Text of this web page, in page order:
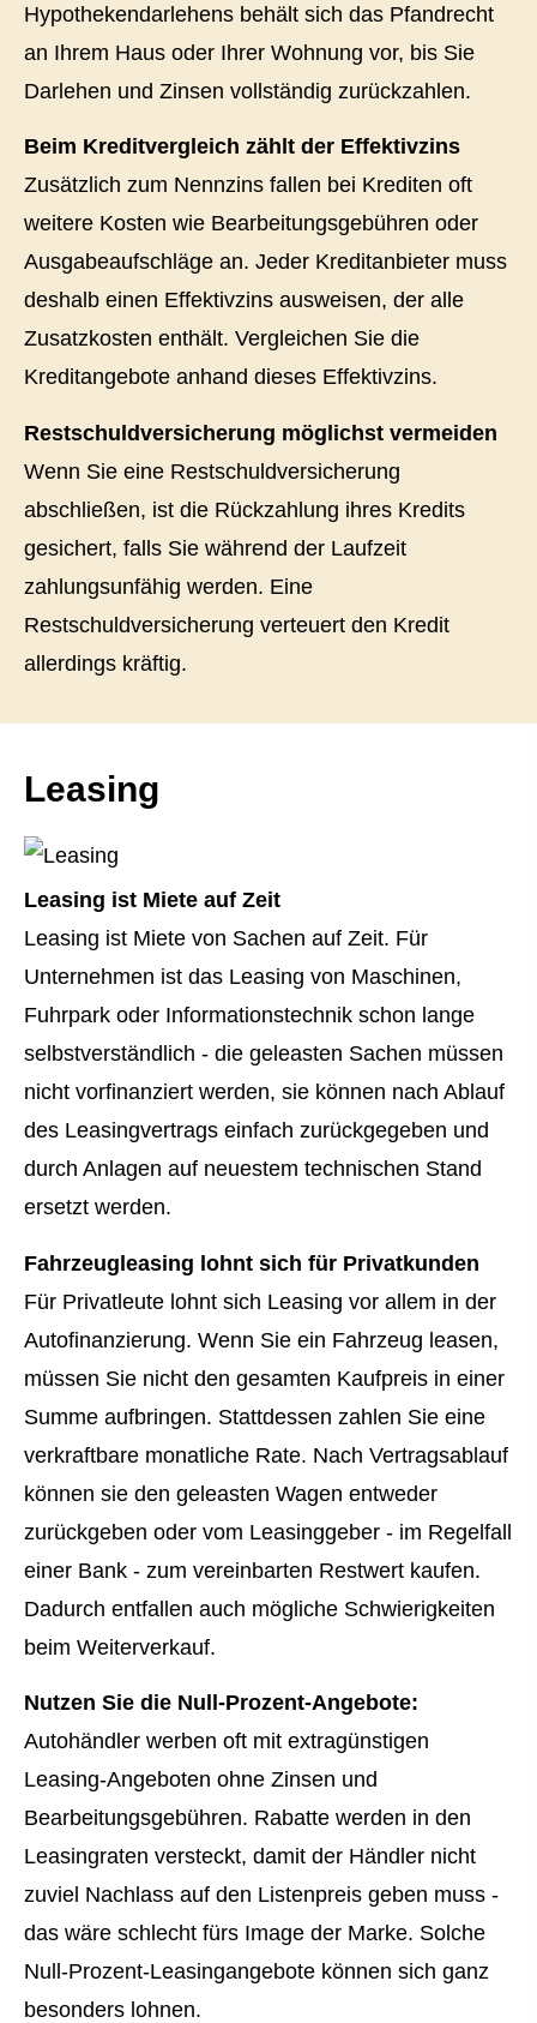
Hypothekendarlehens behält sich das Pfandrecht
an Ihrem Haus oder Ihrer Wohnung vor, bis Sie
Darlehen und Zinsen vollständig zurückzahlen.
Beim Kredit­ver­gleich zählt der Effektivzins
Zusätzlich zum Nennzins fallen bei Krediten oft
weitere Kosten wie Bearbeitungsgebühren oder
Ausgabeaufschläge an. Jeder Kreditanbieter muss
deshalb einen Effektivzins ausweisen, der alle
Zusatzkosten enthält. Vergleichen Sie die
Kreditangebote anhand dieses Effektivzins.
Restschuldversicherung möglichst vermeiden
Wenn Sie eine Restschuldversicherung
abschließen, ist die Rückzahlung ihres Kredits
gesichert, falls Sie während der Laufzeit
zahlungsunfähig werden. Eine
Restschuldversicherung verteuert den Kredit
allerdings kräftig.
Leasing
Leasing ist Miete auf Zeit
Leasing ist Miete von Sachen auf Zeit. Für
Unternehmen ist das Leasing von Maschinen,
Fuhrpark oder Informationstechnik schon lange
selbstverständlich - die geleasten Sachen müssen
nicht vorfinanziert werden, sie können nach Ablauf
des Leasingvertrags einfach zurückgegeben und
durch Anlagen auf neuestem technischen Stand
ersetzt werden.
Fahrzeugleasing lohnt sich für Privatkunden
Für Privatleute lohnt sich Leasing vor allem in der
Autofinanzierung. Wenn Sie ein Fahrzeug leasen,
müssen Sie nicht den gesamten Kaufpreis in einer
Summe aufbringen. Stattdessen zahlen Sie eine
verkraftbare monatliche Rate. Nach Vertragsablauf
können sie den geleasten Wagen entweder
zurückgeben oder vom Leasinggeber - im Regelfall
einer Bank - zum vereinbarten Restwert kaufen.
Dadurch entfallen auch mögliche Schwierigkeiten
beim Weiterverkauf.
Nutzen Sie die Null-Prozent-Angebote:
Autohändler werben oft mit extragünstigen
Leasing-Angeboten ohne Zinsen und
Bearbeitungsgebühren. Rabatte werden in den
Leasingraten versteckt, damit der Händler nicht
zuviel Nachlass auf den Listenpreis geben muss -
das wäre schlecht fürs Image der Marke. Solche
Null-Prozent-Leasingangebote können sich ganz
besonders lohnen.